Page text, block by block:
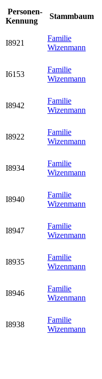
Personen-
Kennung
Stammbaum
I8921
Familie
Wizenmann
I6153
Familie
Wizenmann
I8942
Familie
Wizenmann
I8922
Familie
Wizenmann
I8934
Familie
Wizenmann
I8940
Familie
Wizenmann
I8947
Familie
Wizenmann
I8935
Familie
Wizenmann
I8946
Familie
Wizenmann
I8938
Familie
Wizenmann